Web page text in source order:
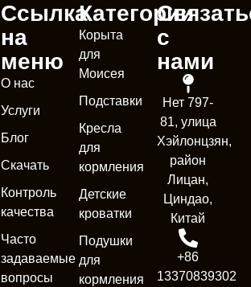
Ссылка
на
меню
О нас
Услуги
Блог
Скачать
Контроль
качества
Часто
задаваемые
вопросы
Категории
Корыта
для
Моисея
Подставки
Кресла
для
кормления
Детские
кроватки
Подушки
для
кормления
с
нами
Нет 797-
81, улица
Хэйлонцзян,
район
Лицан,
Циндао,
Китай
+86
13370839302